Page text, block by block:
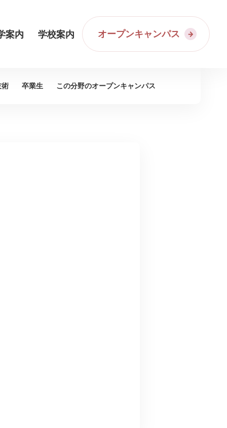
案内 学校案内 オープンキャンパス
術 卒業生 この分野のオープンキャンパス